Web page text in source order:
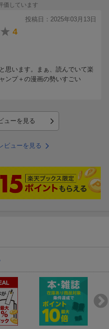
価しています
投稿日：2025年03月13日
4
思います。まぁ、読んでいて楽
ンプ＋の漫画の勢いすごい
ューを見る
ビューを見る